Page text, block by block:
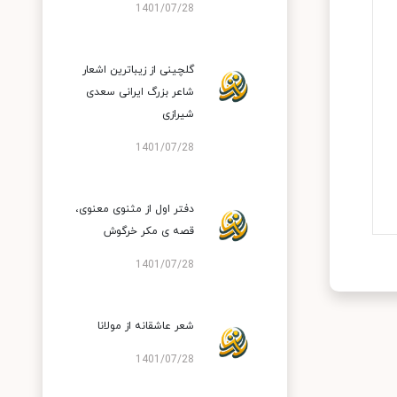
1401/07/28
گلچینی از زیباترین اشعار
شاعر بزرگ ایرانی سعدی
شیرازی
1401/07/28
دفتر اول از مثنوی معنوی،
قصه ی مکر خرگوش
1401/07/28
شعر عاشقانه از مولانا
1401/07/28